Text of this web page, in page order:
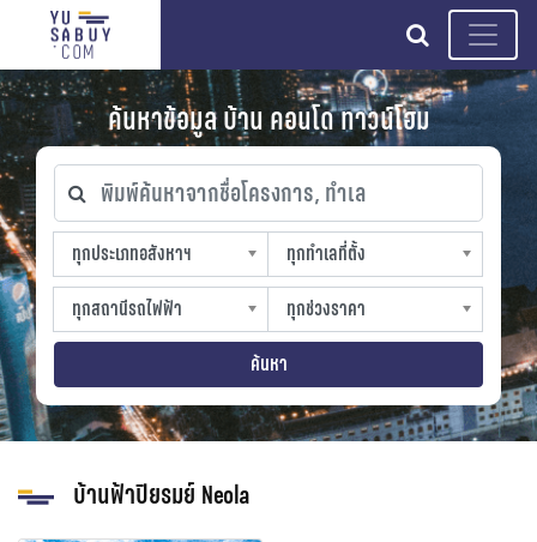
search
ค้นหาข้อมูล บ้าน คอนโด ทาวน์โฮม
พิมพ์ค้นหาจากชื่อโครงการ, ทำเล
ทุกประเภทอสังหาฯ
ทุกประเภทอสังหาฯ
sproperty
ทุกทำเลที่ตั้ง
ทุกทำเลที่ตั้ง
slocation
ทุกสถานีรถไฟฟ้า
ทุกสถานีรถไฟฟ้า
strain-station
ทุกช่วงราคา
ทุกช่วงราคา
sprice
ค้นหา
บ้านฟ้าปิยรมย์ Neola